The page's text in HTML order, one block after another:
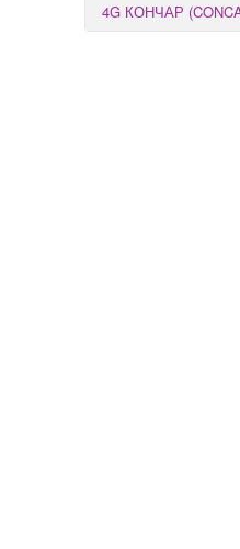
4G КОНЧАР